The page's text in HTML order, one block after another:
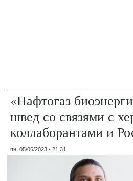
«Нафтогаз
швед со связями с
коллаборантами и
пн, 05/06/2023 - 21:31